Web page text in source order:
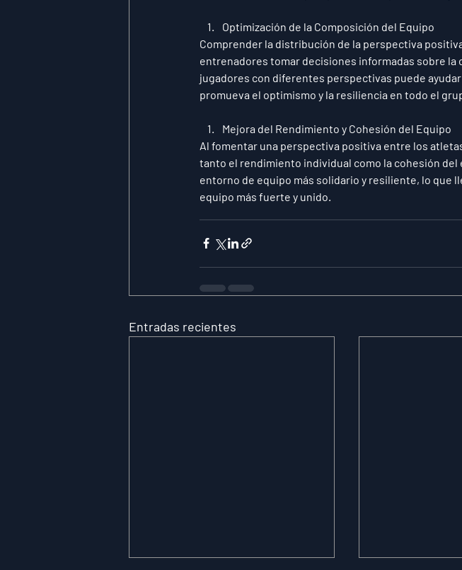
Optimización de la Composición del Equipo
Comprender la distribución de la perspectiva
entrenadores tomar decisiones informadas sobre la
jugadores con diferentes perspectivas puede
promueva el optimismo y la resiliencia en todo el
Mejora del Rendimiento y Cohesión del Equipo
Al fomentar una perspectiva positiva entre los
tanto el rendimiento individual como la cohesión
entorno de equipo más solidario y resiliente, lo que
equipo más fuerte y unido.
Entradas recientes